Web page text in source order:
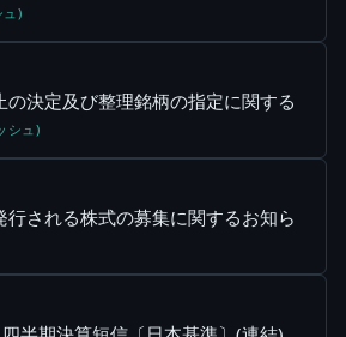
ュ)
の決定及び整理銘柄の指定に関する
シュ)
される株式の募集に関するお知ら